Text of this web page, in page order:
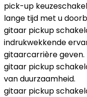
pick-up
lange tijd met u
gitaar pickup
indrukwekkende
gitaarcarrière geven.
gitaar pickup
van duurzaamheid.
gitaar pickup